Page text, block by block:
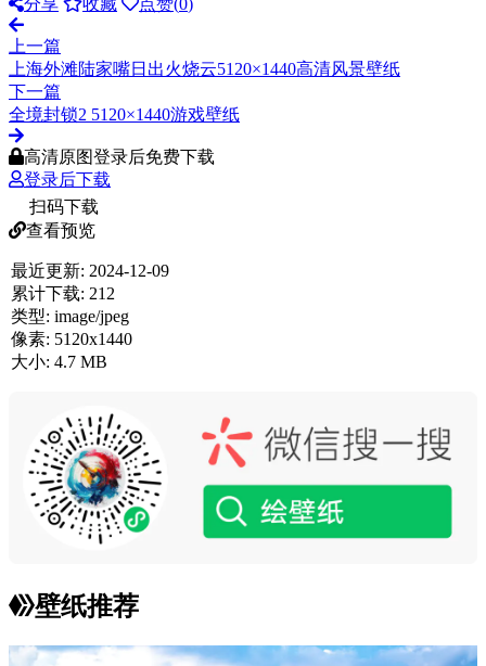
分享
收藏 点赞(0)
上一篇
上海外滩陆家嘴日出火烧云5120×1440高清风景壁纸
下一篇
全境封锁2 5120×1440游戏壁纸
高清原图登录后免费下载
登录后下载
扫码下载
查看预览
最近更新: 2024-12-09
累计下载: 212
类型: image/jpeg
像素: 5120x1440
大小: 4.7 MB
壁纸推荐